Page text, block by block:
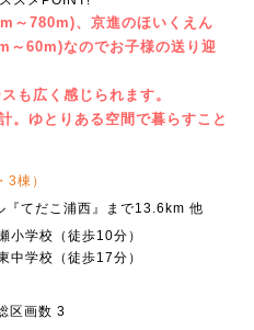
～780m)、京進のほいくえん
～60m)なのでお子様の送り迎
も広く感じられます。
。ゆとりある空間で暮らすこと
3棟）
『てだこ浦西』まで13.6km 他
小学校（徒歩10分）
中学校（徒歩17分）
画数 3